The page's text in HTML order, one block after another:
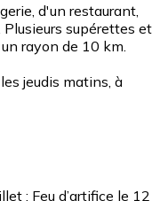
d'un restaurant,
supérettes et
rayon de 10 km.
jeudis matins, à
: Feu d’artifice le 12